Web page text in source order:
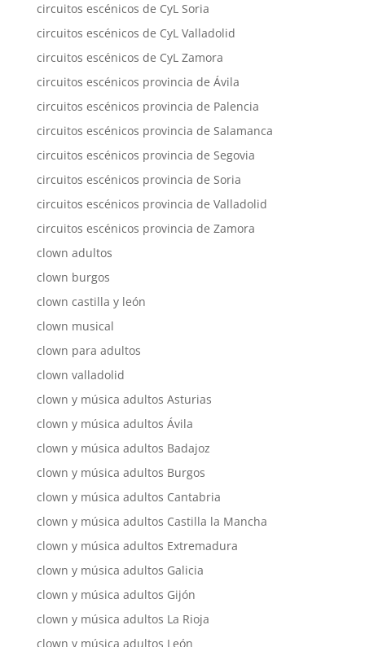
circuitos escénicos de CyL Soria
circuitos escénicos de CyL Valladolid
circuitos escénicos de CyL Zamora
circuitos escénicos provincia de Ávila
circuitos escénicos provincia de Palencia
circuitos escénicos provincia de Salamanca
circuitos escénicos provincia de Segovia
circuitos escénicos provincia de Soria
circuitos escénicos provincia de Valladolid
circuitos escénicos provincia de Zamora
clown adultos
clown burgos
clown castilla y león
clown musical
clown para adultos
clown valladolid
clown y música adultos Asturias
clown y música adultos Ávila
clown y música adultos Badajoz
clown y música adultos Burgos
clown y música adultos Cantabria
clown y música adultos Castilla la Mancha
clown y música adultos Extremadura
clown y música adultos Galicia
clown y música adultos Gijón
clown y música adultos La Rioja
clown y música adultos León